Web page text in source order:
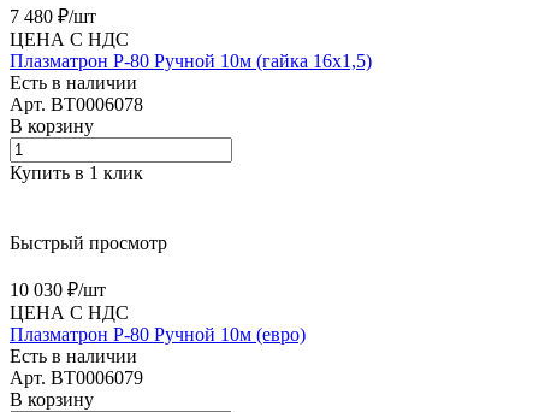
7 480 ₽/шт
ЦЕНА С НДС
Плазматрон P-80 Ручной 10м (гайка 16х1,5)
Есть в наличии
Арт. BT0006078
В корзину
Купить в 1 клик
Быстрый просмотр
10 030 ₽/шт
ЦЕНА С НДС
Плазматрон P-80 Ручной 10м (евро)
Есть в наличии
Арт. BT0006079
В корзину